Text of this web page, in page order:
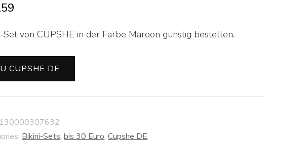
Set von CUPSHE in der Farbe Maroon günstig bestellen.
CUPSHE DE
130000307632
Bikini-Sets,bis 30 Euro,Cupshe DE